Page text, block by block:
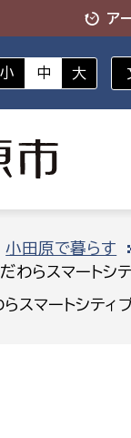
ア
小 中 大
小田原で暮らす
わらスマートシテ
スマートシティ